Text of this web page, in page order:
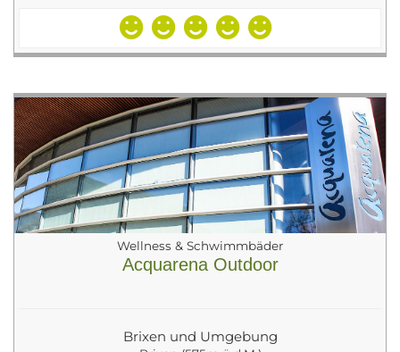
Wellness & Schwimmbäder
Acquarena Outdoor
Brixen und Umgebung